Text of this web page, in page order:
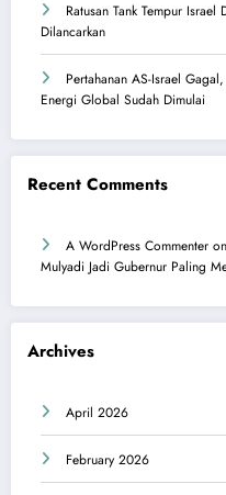
Ratusan Tank Tempur
Dilancarkan
Pertahanan AS-Israel
Energi Global Sudah Dimulai
Recent Comments
A WordPress Commenter on
Mulyadi Jadi Gubernur Paling
Archives
April 2026
February 2026